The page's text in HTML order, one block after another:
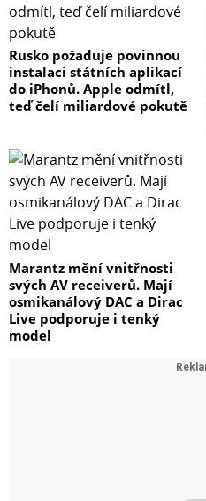
Rusko požaduje povinnou
instalaci státních aplikací
do iPhonů. Apple odmítl,
teď čelí miliardové pokutě
Marantz mění vnitřnosti
svých AV receiverů. Mají
osmikanálový DAC a Dirac
Live podporuje i tenký
model